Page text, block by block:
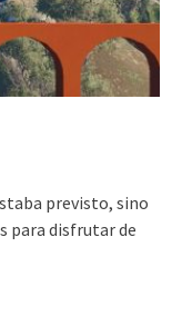
previsto, sino
para disfrutar de